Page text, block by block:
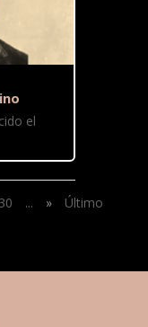
el
30 ... » Último